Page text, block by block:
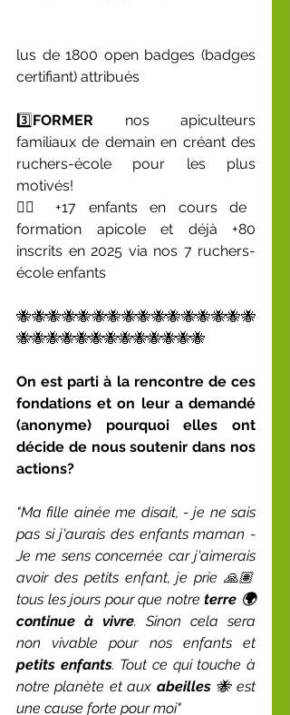
lus de 1800 open badges (badges
certifiant) attribués
3️⃣ FORMER nos apiculteurs
familiaux de demain en créant des
ruchers-école pour les plus
motivés!
👉🏽 +17 enfants en cours de
formation apicole et déjà +80
inscrits en 2025 via nos 7 ruchers-
école enfants
🐝🐝🐝🐝🐝🐝🐝🐝🐝🐝🐝🐝🐝🐝🐝🐝
🐝🐝🐝🐝🐝🐝🐝🐝🐝🐝🐝🐝🐝
On est parti à la rencontre de ces
fondations et on leur a demandé
(anonyme) pourquoi elles ont
décide de nous soutenir dans nos
actions?
"Ma fille ainée me disait, - je ne sais
pas si j'aurais des enfants maman -
Je me sens concernée car j'aimerais
avoir des petits enfant, je prie 🙏🏽
tous les jours pour que notre terre 🌍
continue à vivre. Sinon cela sera
petits enfants. Tout ce qui touche à
notre planète et aux abeilles 🐝 est
une cause forte pour moi"